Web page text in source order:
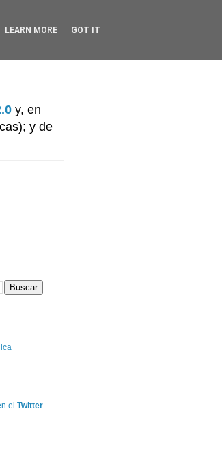
y, en
y de
el Twitter
LEARN MORE GOT IT